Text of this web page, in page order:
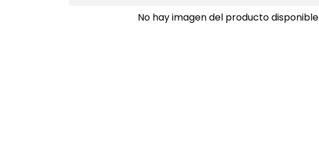
No hay imagen del producto disponible